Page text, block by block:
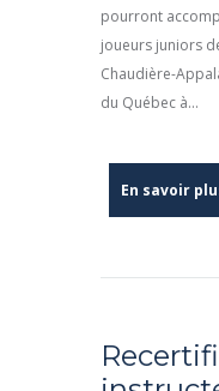
pourront
joueurs juniors
Chaudière-
du Québec à...
En savoir